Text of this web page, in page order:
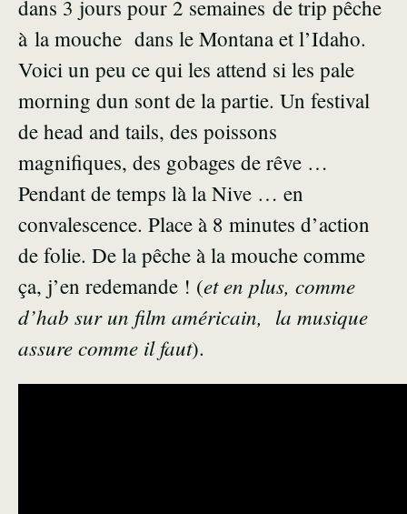
dans 3 jours pour 2 semaines de trip pêche
à la mouche dans le Montana et l’Idaho.
Voici un peu ce qui les attend si les pale
morning dun sont de la partie. Un festival
de head and tails, des poissons
magnifiques, des gobages de rêve …
Pendant de temps là la Nive … en
convalescence. Place à 8 minutes d’action
de folie. De la pêche à la mouche comme
ça, j’en redemande ! (et en plus, comme
d’hab sur un film américain, la musique
assure comme il faut).